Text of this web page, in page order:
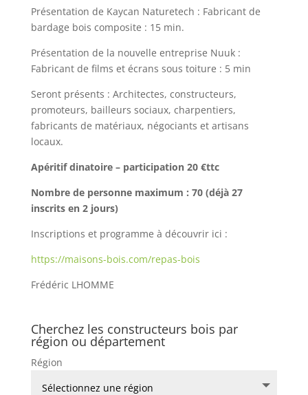
Présentation de Kaycan Naturetech : Fabricant de
bardage bois composite : 15 min.
Présentation de la nouvelle entreprise Nuuk :
Fabricant de films et écrans sous toiture : 5 min
Seront présents : Architectes, constructeurs,
promoteurs, bailleurs sociaux, charpentiers,
fabricants de matériaux, négociants et artisans
locaux.
Apéritif dinatoire – participation 20 €ttc
Nombre de personne maximum : 70 (déjà 27
inscrits en 2 jours)
Inscriptions et programme à découvrir ici :
https://maisons-bois.com/repas-bois
Frédéric LHOMME
Cherchez les constructeurs bois par
région ou département
Région